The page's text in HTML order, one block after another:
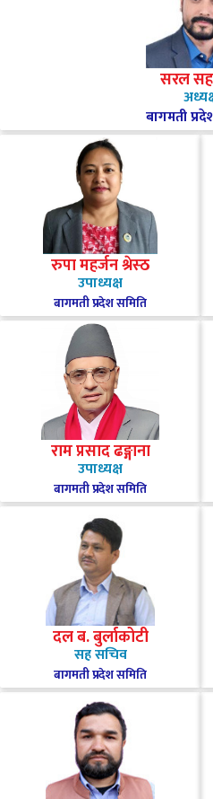
सरल
बागमती
रुपा महर्जन श्रेस्ठ
उपाध्यक्ष
बागमती प्रदेश समिति
राम प्रसाद ढङ्गाना
उपाध्यक्ष
बागमती प्रदेश समिति
दल ब. बुर्लाकोटी
सह सचिव
बागमती प्रदेश समिति